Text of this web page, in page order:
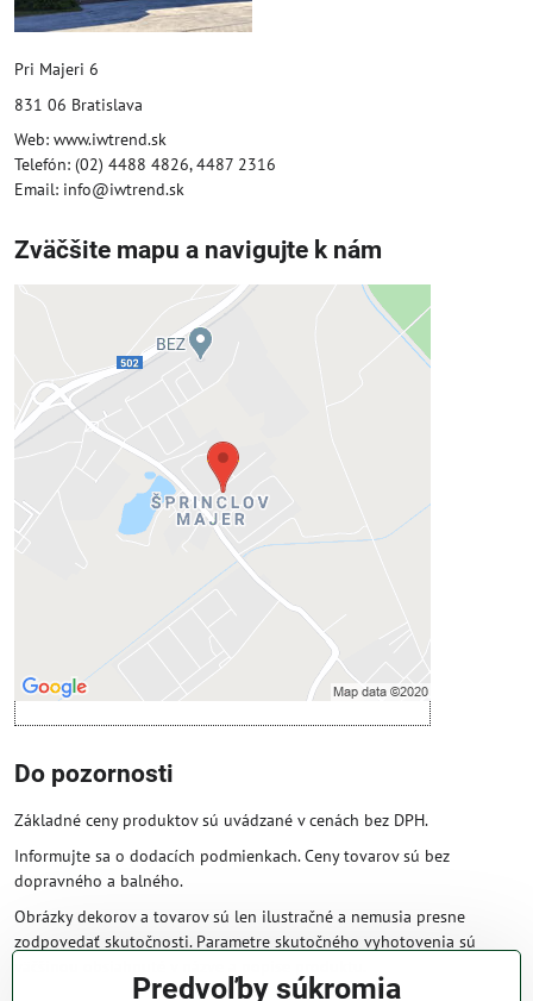
Pri Majeri 6
831 06 Bratislava
Web: www.iwtrend.sk
Telefón: (02) 4488 4826, 4487 2316
Email: info@iwtrend.sk
Zväčšite mapu a navigujte k nám
Externý obsah je blokovaný
Prajete si načítať externý obsah?
Povoliť tentokrát
Povoliť a zapamätať - súhlas s druhom
cookie: Funkčné
Otvoriť obsah v novom okne
Do pozornosti
Základné ceny produktov sú uvádzané v cenách bez DPH.
Informujte sa o dodacích podmienkach. Ceny tovarov sú bez
dopravného a balného.
Obrázky dekorov a tovarov sú len ilustračné a nemusia presne
zodpovedať skutočnosti. Parametre skutočného vyhotovenia sú
Predvoľby súkromia